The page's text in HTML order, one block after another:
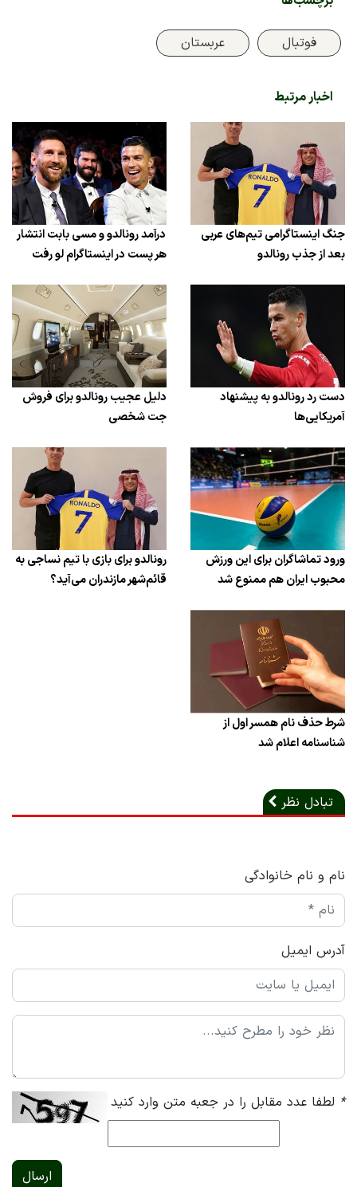
فوتبال عربستان
اخبار مرتبط
جنگ اینستاگرامی تیم‌های عربی
بعد از جذب رونالدو
درآمد رونالدو و مسی بابت انتشار
هر پست در اینستاگرام لو رفت
دست رد رونالدو به پیشنهاد
آمریکایی‌ها
دلیل عجیب رونالدو برای فروش
جت شخصی
ورود تماشاگران برای این ورزش
محبوب ایران هم ممنوع شد
رونالدو برای بازی با تیم نساجی به
قائم‌شهر مازندران می‌آید؟
شرط حذف نام همسر اول از
شناسنامه اعلام شد
تبادل نظر
نام و نام خانوادگی
آدرس ایمیل
* لطفا عدد مقابل را در جعبه متن وارد کنید
ارسال